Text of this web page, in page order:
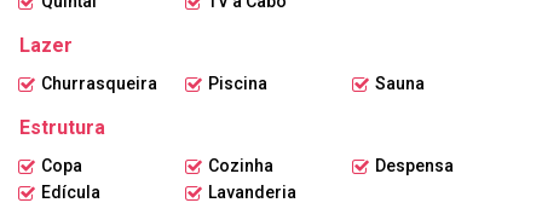
Lazer
Churrasqueira Piscina Sauna
Estrutura
Copa Cozinha
Despensa
Edícula
Lavanderia